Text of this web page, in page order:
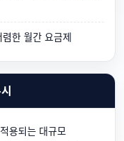
한 월간 요금제
용되는 대규모